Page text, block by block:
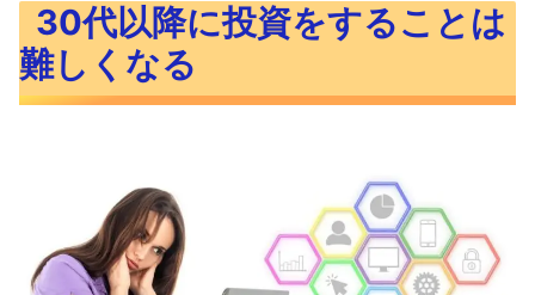
結婚すると投資を続けるのは難しい？
出産すれば更に出費は重なる
マイホームを購入する夢を果たすには
20代のうちに老後資金を貯めてしまう
30代以降に投資をすることは
難しくなる